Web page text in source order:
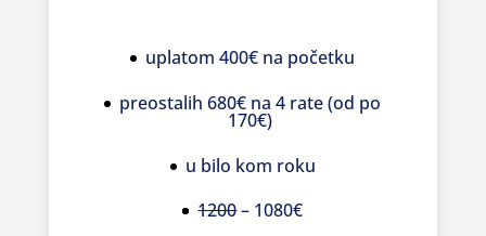
uplatom 400€ na početku
preostalih 680€ na 4 rate (od po
170€)
u bilo kom roku
1200– 1080€